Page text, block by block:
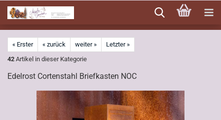
zum
Hauptinhalt
« Erster « zurück weiter »
Letzter »
42 Artikel in dieser Kategorie
Edelrost Cortenstahl Briefkasten NOC